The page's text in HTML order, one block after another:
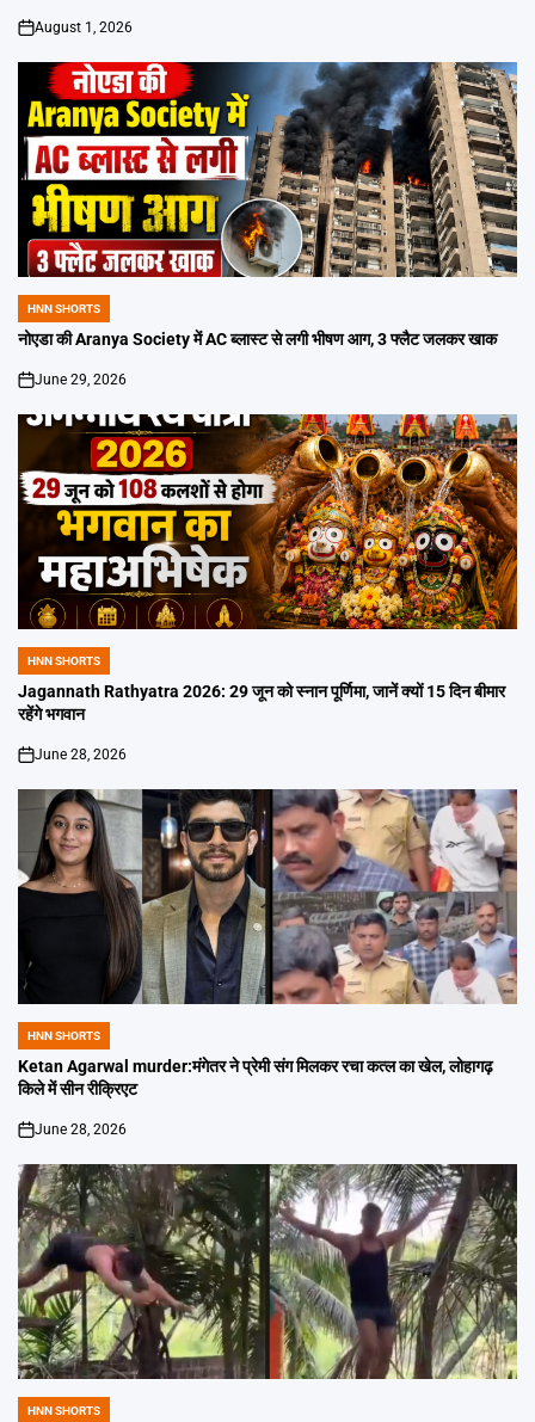
on
August 1, 2026
POSTED
IN
HNN SHORTS
नोएडा की Aranya Society में AC ब्लास्ट से लगी भीषण आग, 3 फ्लैट जलकर खाक
on
June 29, 2026
POSTED
IN
HNN SHORTS
Jagannath Rathyatra 2026: 29 जून को स्नान पूर्णिमा, जानें क्यों 15 दिन बीमार
रहेंगे भगवान
on
June 28, 2026
POSTED
IN
HNN SHORTS
Ketan Agarwal murder:मंगेतर ने प्रेमी संग मिलकर रचा कत्ल का खेल, लोहागढ़
किले में सीन रीक्रिएट
on
June 28, 2026
POSTED
HNN SHORTS